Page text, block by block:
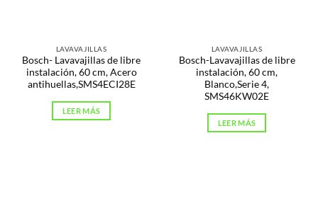
LAVAVAJILLAS
Bosch- Lavavajillas de libre
instalación, 60 cm, Acero
antihuellas,SMS4ECI28E
LEER MÁS
LAVAVAJILLAS
Bosch-Lavavajillas de libre
instalación, 60 cm,
Blanco,Serie 4,
SMS46KW02E
LEER MÁS